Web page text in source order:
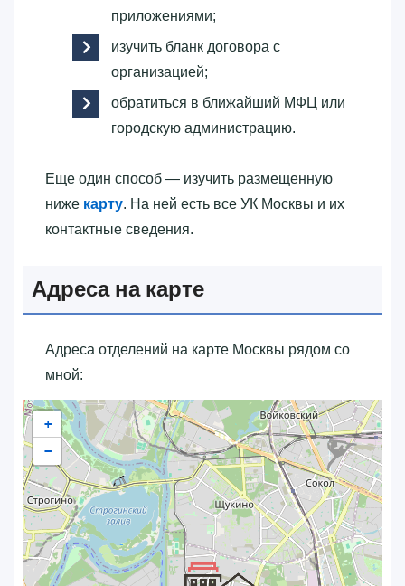
приложениями;
изучить бланк договора с
организацией;
обратиться в ближайший МФЦ или
городскую администрацию.
Еще один способ — изучить размещенную
ниже карту. На ней есть все УК Москвы и их
контактные сведения.
Адреса на карте
Адреса отделений на карте Москвы рядом со
мной:
+
−